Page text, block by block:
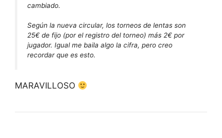
cambiado.
Según la nueva circular, los torneos de lentas son
25€ de fijo (por el registro del torneo) más 2€ por
jugador. Igual me baila algo la cifra, pero creo
recordar que es esto.
MARAVILLOSO